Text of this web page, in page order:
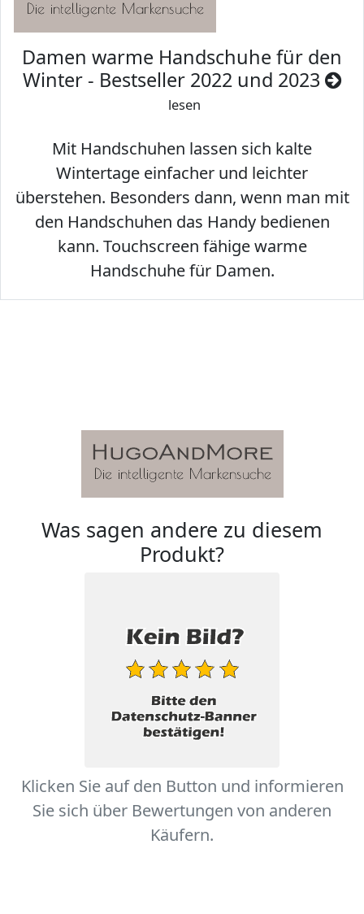
Damen warme Handschuhe für den
Winter - Bestseller 2022 und 2023
lesen
Mit Handschuhen lassen sich kalte
Wintertage einfacher und leichter
überstehen. Besonders dann, wenn man mit
den Handschuhen das Handy bedienen
kann. Touchscreen fähige warme
Handschuhe für Damen.
Was sagen andere zu diesem
Produkt?
Klicken Sie auf den Button und informieren
Sie sich über Bewertungen von anderen
Käufern.